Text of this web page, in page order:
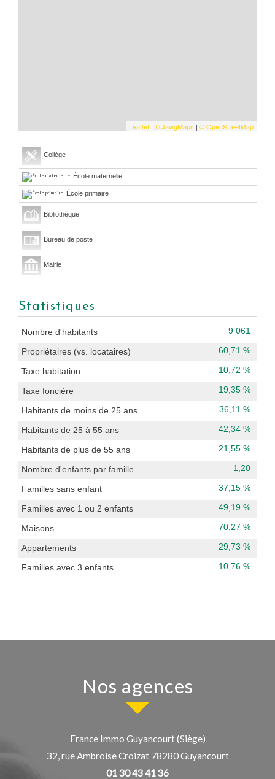
Leaflet | ©JawgMaps | © OpenStreetMap
Collège
École maternelle
École primaire
Bibliothèque
Bureau de poste
Mairie
Statistiques
Nombre d'habitants 9 061
Propriétaires (vs. locataires) 60,71 %
Taxe habitation 10,72 %
Taxe foncière 19,35 %
Habitants de moins de 25 ans 36,11 %
Habitants de 25 à 55 ans 42,34 %
Habitants de plus de 55 ans 21,55 %
Nombre d'enfants par famille 1,20
Familles sans enfant 37,15 %
Familles avec 1 ou 2 enfants 49,19 %
Maisons 70,27 %
Appartements 29,73 %
Familles avec 3 enfants 10,76 %
nos agences
France Immo Guyancourt (Siège)
32, rue Ambroise Croizat 78280Guyancourt
01 30 43 41 36